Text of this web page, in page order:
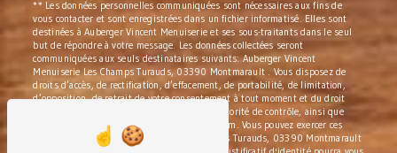
** Les données personnelles communiquées sont nécessaires aux fins de
vous contacter et sont enregistrées dans un fichier informatisé. Elles sont
destinées à Auberger Vincent Menuiserie et ses sous-traitants dans le seul
but de répondre à votre message. Les données collectées seront
communiquées aux seuls destinataires suivants: Auberger Vincent
Menuiserie Les Champs Turauds, 03390 Montmarault . Vous disposez de
droits d’accès, de rectification, d’effacement, de portabilité, de limitation,
d’opposition, de retrait de votre consentement à tout moment et du droit
d’introduire une réclamation auprès d’une autorité de contrôle, ainsi que
d’organiser le sort de vos données post-mortem. Vous pouvez exercer ces
droits par voie postale à l'adresse Les Champs Turauds, 03390 Montmarault